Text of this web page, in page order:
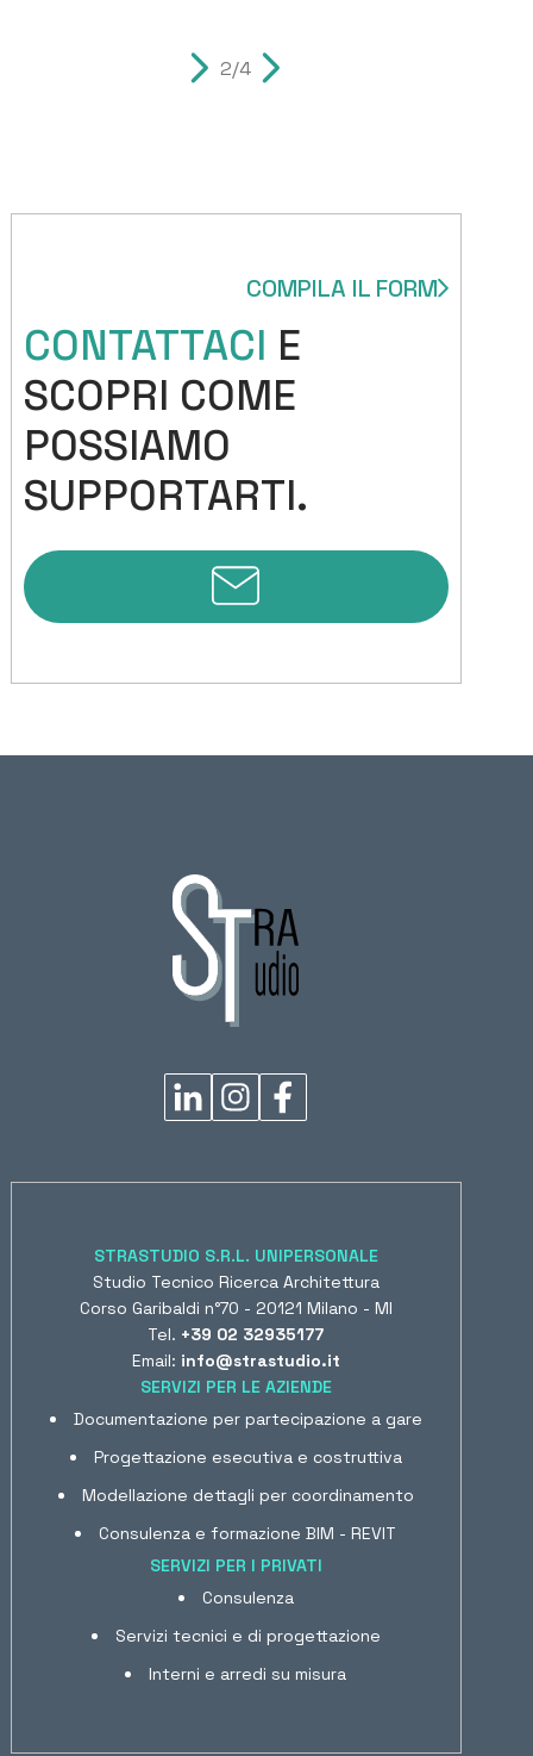
2/4
COMPILA IL FORM
CONTATTACI E
SCOPRI COME
POSSIAMO
SUPPORTARTI.
STRASTUDIO S.R.L. UNIPERSONALE
Studio Tecnico Ricerca Architettura
Corso Garibaldi n°70 - 20121 Milano - MI
Tel. +39 02 32935177
Email: info@strastudio.it
SERVIZI PER LE AZIENDE
Documentazione per partecipazione a gare
Progettazione esecutiva e costruttiva
Modellazione dettagli per coordinamento
Consulenza e formazione BIM - REVIT
SERVIZI PER I PRIVATI
Consulenza
Servizi tecnici e di progettazione
Interni e arredi su misura